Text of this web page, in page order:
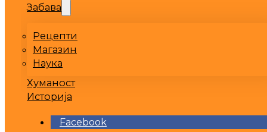
Забава
Рецепти
Магазин
Наука
Хуманост
Историја
Facebook